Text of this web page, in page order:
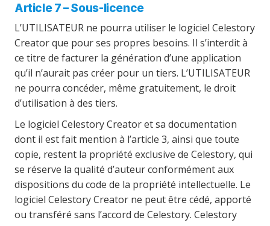
Article 7 – Sous-licence
L’UTILISATEUR ne pourra utiliser le logiciel Celestory
Creator que pour ses propres besoins. Il s’interdit à
ce titre de facturer la génération d’une application
qu’il n’aurait pas créer pour un tiers. L’UTILISATEUR
ne pourra concéder, même gratuitement, le droit
d’utilisation à des tiers.
Le logiciel Celestory Creator et sa documentation
dont il est fait mention à l’article 3, ainsi que toute
copie, restent la propriété exclusive de Celestory, qui
se réserve la qualité d’auteur conformément aux
dispositions du code de la propriété intellectuelle. Le
logiciel Celestory Creator ne peut être cédé, apporté
ou transféré sans l’accord de Celestory. Celestory